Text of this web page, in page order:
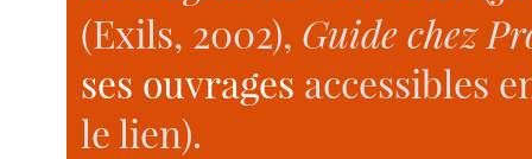
(Exils, 2002), Guide chez
ses ouvrages accessibles
le lien).